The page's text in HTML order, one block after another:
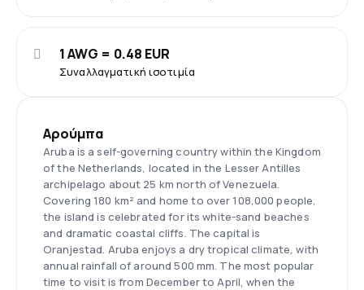
Συναλλαγματική ισοτιμία
1 AWG = 0.48 EUR
Αρούμπα
Aruba is a self-governing country within the Kingdom
of the Netherlands, located in the Lesser Antilles
archipelago about 25 km north of Venezuela.
Covering 180 km² and home to over 108,000 people,
the island is celebrated for its white-sand beaches
and dramatic coastal cliffs. The capital is
Oranjestad. Aruba enjoys a dry tropical climate, with
annual rainfall of around 500 mm. The most popular
time to visit is from December to April, when the